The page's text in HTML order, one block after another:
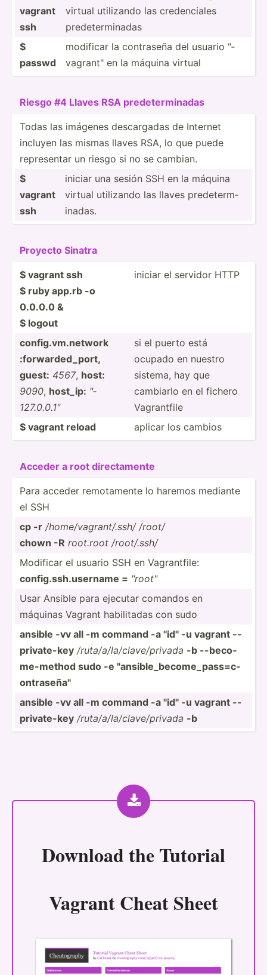
vagrant
ssh
virtual utilizando las creden­ciales
predet­erm­inadas
$
passwd
modificar la contraseña del usuario "­
vag­ran­t" en la máquina virtual
Riesgo #4 Llaves RSA predet­erm­inadas
Todas las imágenes descar­gadas de Internet
incluyen las mismas llaves RSA, lo que puede
repres­entar un riesgo si no se cambian.
$
vagrant
ssh
iniciar una sesión SSH en la máquina
virtual utilizando las llaves predet­erm­
inadas.
Proyecto Sinatra
$ vagrant ssh
$ ruby app.rb -o
0.0.0.0 &
$ logout
iniciar el servidor HTTP
config.vm.ne­twork
:forwa­rde­d_port,
guest: 4567, host:
9090, host_ip: "­
127.0.0.1­"
si el puerto está
ocupado en nuestro
sistema, hay que
cambiarlo en el fichero
Vagran­tfile
$ vagrant reload
aplicar los cambios
Acceder a root direct­amente
Para acceder remota­mente lo haremos mediante
el SSH
cp -r /home/­vag­ran­t/.ssh/ /root/
chown -R root.root /root/.ssh/
Modificar el usuario SSH en Vagran­tfile:
config.ss­h.u­sername = "­roo­t"
Usar Ansible para ejecutar comandos en
máquinas Vagrant habili­tadas con sudo
ansible -vv all -m command -a "­id" -u vagrant --
priv­ate-key /ruta/­a/l­a/c­lav­e/p­rivada -b --beco­
me-­method sudo -e "­ans­ibl­e_b­eco­me_­pas­s=c­
ont­ras­eña­"
ansible -vv all -m command -a "­id" -u vagrant --
priv­ate-key /ruta/­a/l­a/c­lav­e/p­rivada -b
Download theTutorial
Vagrant Cheat Sheet